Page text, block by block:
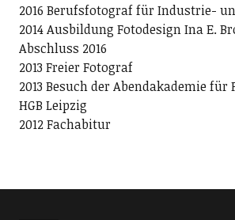
2016 Berufsfotograf für Industrie-
2014 Ausbildung Fotodesign Ina E.
Abschluss 2016
2013 Freier Fotograf
2013 Besuch der Abendakademie
HGB Leipzig
2012 Fachabitur